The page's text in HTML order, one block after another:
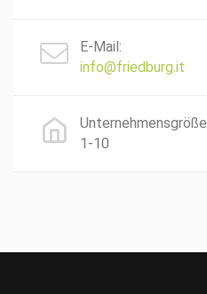
E-Mail:
info@friedburg.it
Unternehmensgröße
1-10